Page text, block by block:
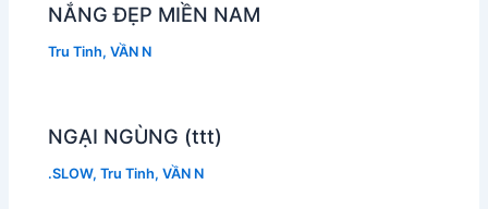
NẮNG ĐẸP MIỀN NAM
Tru Tinh,VẦN N
NGẠI NGÙNG (ttt)
.SLOW,Tru Tinh,VẦN N